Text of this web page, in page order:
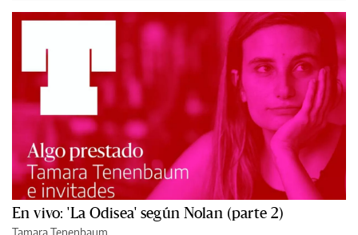
En vivo: 'La Odisea' según Nolan (parte 2)
Tamara Tenenbaum